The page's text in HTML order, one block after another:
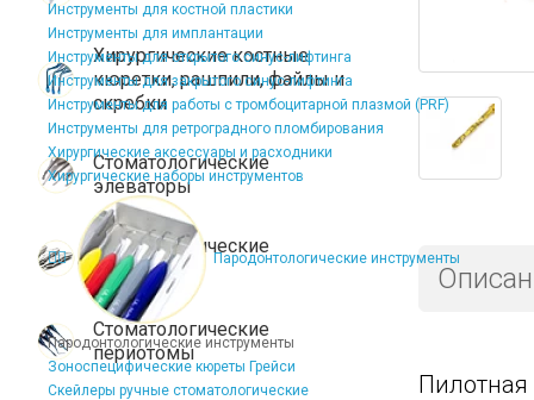
Инструменты для костной пластики
Инструменты для имплантации
Инструменты для открытого синус-лифтинга
Инструменты для закрытого синус-лифтинга
Инструменты для работы с тромбоцитарной плазмой (PRF)
Инструменты для ретроградного пломбирования
Хирургические аксессуары и расходники
Хирургические наборы инструментов
Пародонтологические инструменты
Пародонтологические инструменты
Зоноспецифические кюреты Грейси
Скейлеры ручные стоматологические
Хирургические костные
кюретки, рашпили, файлы и
скребки
Стоматологические
элеваторы
Стоматологические
люксаторы
Стоматологические
периотомы
Пилотная